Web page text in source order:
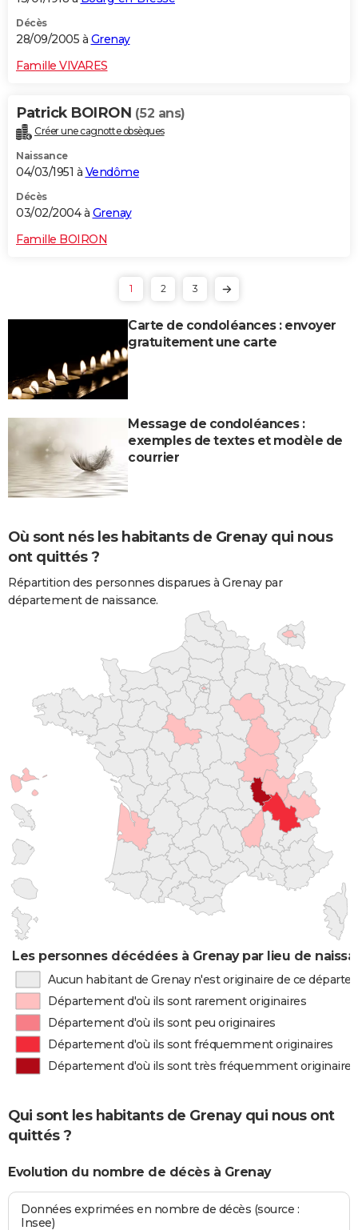
Décès
28/09/2005 à Grenay
Famille VIVARES
Patrick BOIRON (52 ans)
Créer une cagnotte obsèques
Naissance
04/03/1951 à Vendôme
Décès
03/02/2004 à Grenay
Famille BOIRON
1 2 3
Carte de condoléances : envoyer
gratuitement une carte
Message de condoléances :
exemples de textes et modèle de
courrier
Où sont nés les habitants de Grenay qui nous
ont quittés ?
Répartition des personnes disparues à Grenay par
département de naissance.
Les personnes décédées à Grenay par lieu de
Aucun habitant de Grenay n'est originaire de ce
Département d'où ils sont rarement originaires
Département d'où ils sont peu originaires
Département d'où ils sont fréquemment originaires
Département d'où ils sont très fréquemment originaires
Qui sont les habitants de Grenay qui nous ont
quittés ?
Evolution du nombre de décès à Grenay
Données exprimées en nombre de décès (source :
Insee)